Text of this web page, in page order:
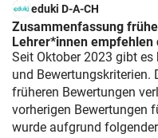
eduki D-A-CH
Zusammenfassung
Lehrer*innen empfehlen
Seit Oktober 2023 gibt
und Bewertungskriterien.
früheren Bewertungen
vorherigen Bewertungen
wurde aufgrund